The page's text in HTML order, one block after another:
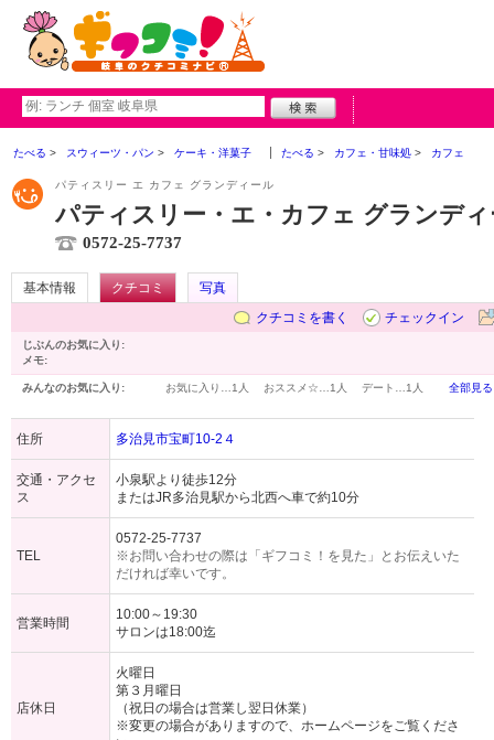
たべる スウィーツ・パン ケーキ・洋菓子 たべる カフェ・甘味処 カフェ
パティスリー エ カフェ グランディール
パティスリー・エ・カフェ グランデ
0572-25-7737
基本情報 クチコミ
写真
クチコミを書く
チェックイン
じぶんのお気に入り:
メモ:
みんなのお気に入り: お気に入り… 1人 おススメ☆… 1人 デート… 1人 全部見る
住所 多治見市宝町10-2４
交通・アクセ
ス
小泉駅より徒歩12分
またはJR多治見駅から北西へ車で約10分
TEL
0572-25-7737
※お問い合わせの際は「ギフコミ！を見た」とお伝えいた
だければ幸いです。
営業時間
10:00～19:30
サロンは18:00迄
店休日
火曜日
第３月曜日
（祝日の場合は営業し翌日休業）
※変更の場合がありますので、ホームページをご覧くださ